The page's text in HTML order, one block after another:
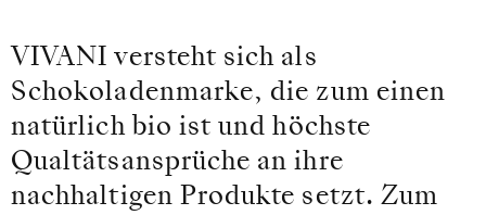
VIVANI versteht sich als
Schokoladenmarke, die zum einen
natürlich bio ist und höchste
Qualtätsansprüche an ihre
nachhaltigen Produkte setzt. Zum